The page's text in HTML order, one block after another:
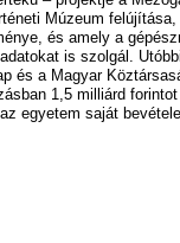
Múzeum
és amely a
is szolgál.
és a Magyar
1,5 milliárd
egyetem saját